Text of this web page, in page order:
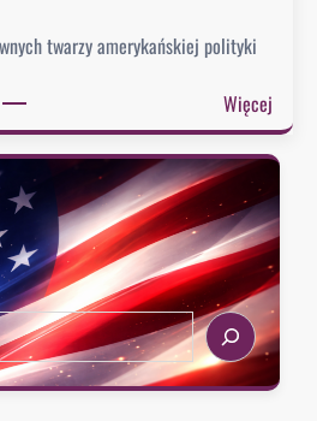
h
i
s
t
o
r
i
i
s
e
n
i
,
k
i
e
d
twarzy amerykańskiej polityki
Więcej:
S
e
n
a
t
u
d
e
r
z